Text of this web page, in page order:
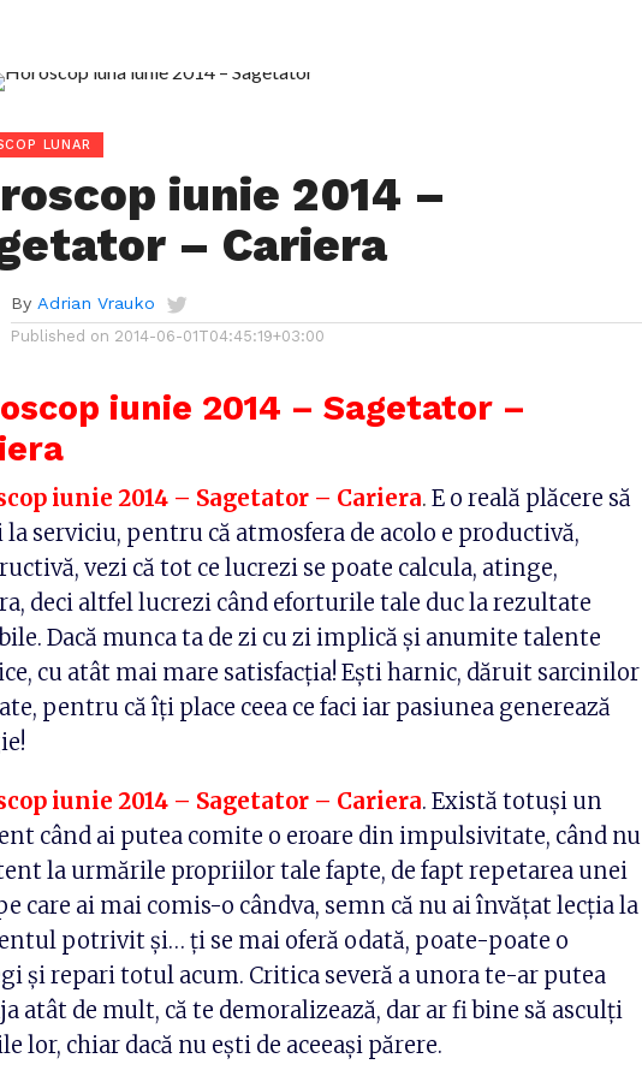
LUNAR
iunie 2014 –
– Cariera
By Adrian Vrauko
Published on 2014-06-01T04:45:19+03:00
iunie 2014 – Sagetator –
iunie 2014 – Sagetator – Cariera.E o reală plăcere să
la serviciu, pentru că atmosfera de acolo e productivă,
vezi că tot ce lucrezi se poate calcula, atinge,
deci altfel lucrezi când eforturile tale duc la rezultate
Dacă munca ta de zi cu zi implică şi anumite talente
cu atât mai mare satisfacţia! Eşti harnic, dăruit sarcinilor
pentru că îţi place ceea ce faci iar pasiunea generează
iunie 2014 – Sagetator – Cariera. Există totuşi un
când ai putea comite o eroare din impulsivitate, când nu
la urmările propriilor tale fapte, de fapt repetarea unei
care ai mai comis-o cândva, semn că nu ai învăţat lecţia la
potrivit şi… ţi se mai oferă odată, poate-poate o
şi repari totul acum. Critica severă a unora te-ar putea
atât de mult, că te demoralizează, dar ar fi bine să asculţi
lor, chiar dacă nu eşti de aceeaşi părere.